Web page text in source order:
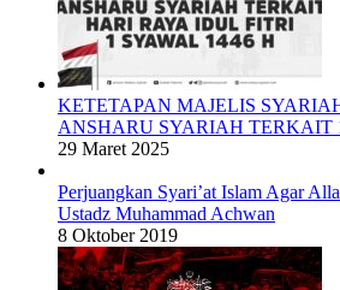
KETETAPAN MAJELIS
ANSHARU SYARIAH TERKAIT
29 Maret 2025
Perjuangkan Syari’at Islam Agar
Ustadz Muhammad Achwan
8 Oktober 2019